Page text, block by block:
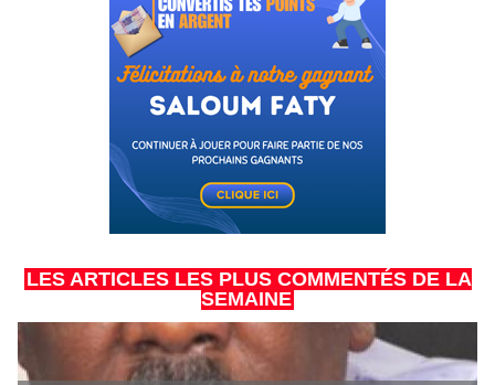
LES ARTICLES LES PLUS COMMENTÉS DE LA
SEMAINE